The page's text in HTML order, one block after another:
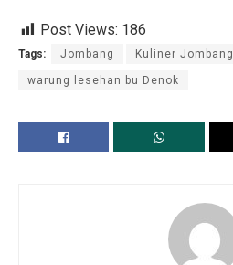
Post Views: 186
Tags: Jombang Kuliner Jombang
warung lesehan bu Denok